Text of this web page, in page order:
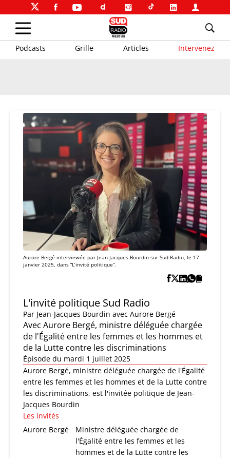
Podcasts Grille Articles Intervenez
Aurore Bergé interviewée par Jean-Jacques Bourdin sur Sud Radio, le 17
janvier 2025, dans “L’invité politique”.
L'invité politique Sud Radio
Par Jean-Jacques Bourdin avec Aurore Bergé
Avec Aurore Bergé, ministre déléguée chargée
de l'Égalité entre les femmes et les hommes et
de la Lutte contre les discriminations
Épisode du mardi 1 juillet 2025
Aurore Bergé, ministre déléguée chargée de l'Égalité
entre les femmes et les hommes et de la Lutte contre
les discriminations, est l'invitée politique de Jean-
Jacques Bourdin
Les invités
Aurore Bergé
Ministre déléguée chargée de
l'Égalité entre les femmes et les
hommes et de la Lutte contre les